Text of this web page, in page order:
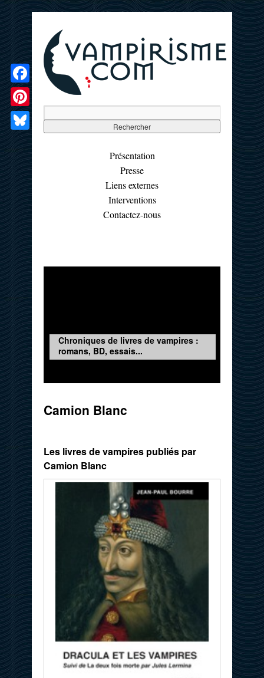
Présentation
Presse
Liens externes
Interventions
Contactez-nous
Chroniques de livres de vampires :
romans, BD, essais...
Camion Blanc
Les livres de vampires publiés par
Camion Blanc
Facebook
Pinterest
Bluesky